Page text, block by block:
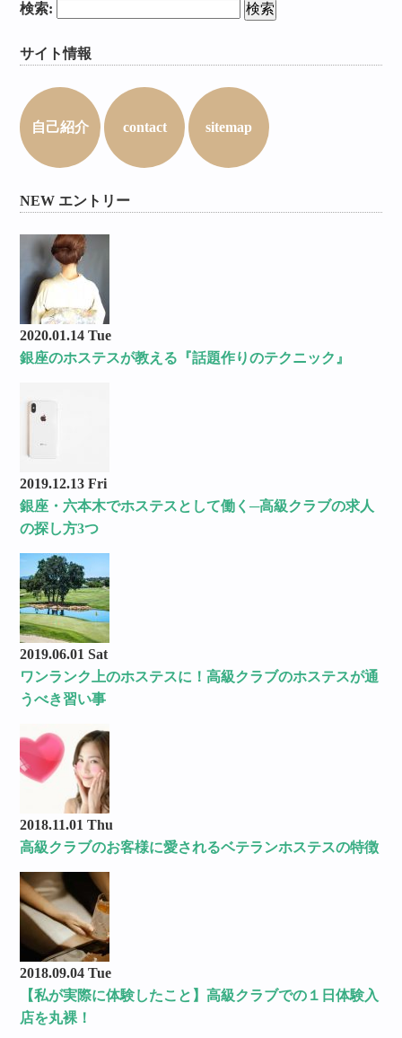
検索:
サイト情報
自己紹介 contact sitemap
NEW エントリー
2020.01.14 Tue
銀座のホステスが教える『話題作りのテクニック』
2019.12.13 Fri
銀座・六本木でホステスとして働く─高級クラブの求人
の探し方3つ
2019.06.01 Sat
ワンランク上のホステスに！高級クラブのホステスが通
うべき習い事
2018.11.01 Thu
高級クラブのお客様に愛されるベテランホステスの特徴
2018.09.04 Tue
【私が実際に体験したこと】高級クラブでの１日体験入
店を丸裸！